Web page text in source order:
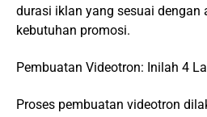
durasi iklan yang sesuai dengan
kebutuhan promosi.
Pembuatan Videotron: Inilah 4
Proses pembuatan videotron